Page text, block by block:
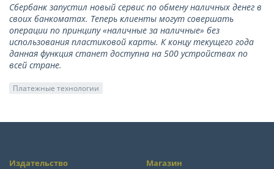
Сбербанк запустил новый сервис по обмену наличных денег в
своих банкоматах. Теперь клиенты могут совершать
операции по принципу «наличные за наличные» без
использования пластиковой карты. К концу текущего года
данная функция станет доступна на 500 устройствах по
всей стране.
Платежные технологии
Издательство Магазин